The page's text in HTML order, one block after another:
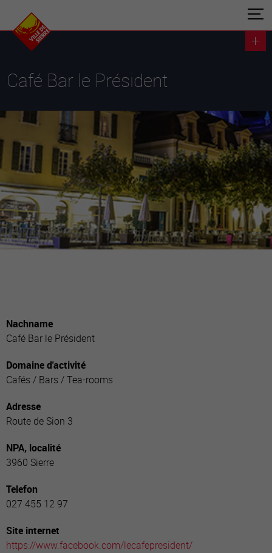
Café Bar le Président
Nachname
Café Bar le Président
Domaine d'activité
Cafés / Bars / Tea-rooms
Adresse
Route de Sion 3
NPA, localité
3960 Sierre
Telefon
027 455 12 97
Site internet
https://www.facebook.com/lecafepresident/